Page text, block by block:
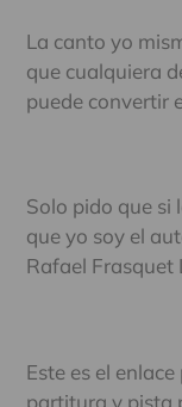
La canto yo
que cualquiera
puede convertir
Solo pido que si
que yo soy el
Rafael Frasquet
Este es el enlace
partitura y pista